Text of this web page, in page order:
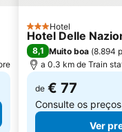
di Santa Croce
del Comune
3 Estrelas
Hotel
Hotel Delle
8,1 Muito boa (8.894
a 0.3 km de Train
de € 77
Consulte os
Ver